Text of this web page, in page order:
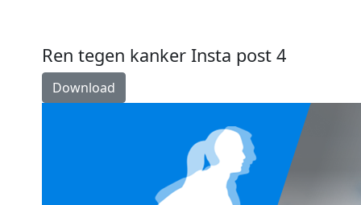
Ren tegen kanker Insta post 4
Download